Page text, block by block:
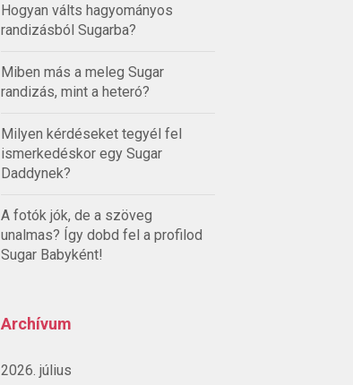
Hogyan válts hagyományos
randizásból Sugarba?
Miben más a meleg Sugar
randizás, mint a heteró?
Milyen kérdéseket tegyél fel
ismerkedéskor egy Sugar
Daddynek?
A fotók jók, de a szöveg
unalmas? Így dobd fel a profilod
Sugar Babyként!
Archívum
2026. július